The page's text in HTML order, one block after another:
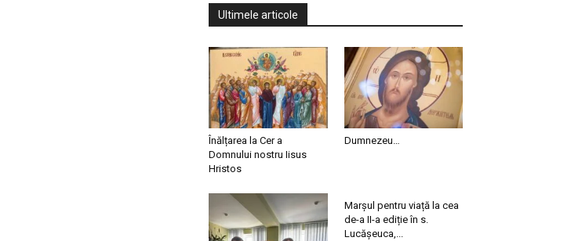
Ultimele articole
Înălțarea la Cer a
Domnului nostru Iisus
Hristos
Dumnezeu…
Marșul pentru viață la cea
de-a II-a ediție în s.
Lucășeuca,...